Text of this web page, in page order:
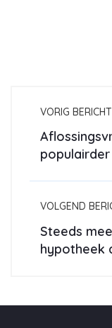
VORIG BERICHT
populairder
VOLGEND
Steeds
hypotheek